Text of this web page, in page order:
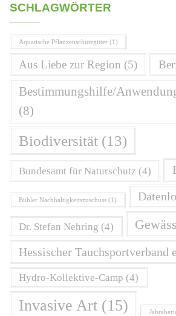
SCHLAGWÖRTER
Aquatische Pflanzenschutzgitter (1)
Aus Liebe zur Region (5)
Bestimmungshilfe/
(8)
Biodiversität (13)
Bundesamt für Naturschutz (4)
Bühler Nachhaltigkeitszuschuss (1)
Dr. Stefan Nehring (4)
Hessischer Tauchsportverband
Hydro-Kollektive-Camp (4)
Invasive Art (15)